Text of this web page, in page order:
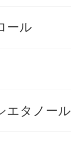
ール
エタノール